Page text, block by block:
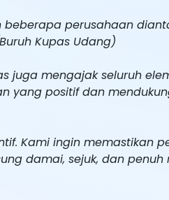
perusahaan
Kupas Udang)
juga mengajak seluruh
yang positif dan
Kami ingin memastikan
damai, sejuk, dan penuh